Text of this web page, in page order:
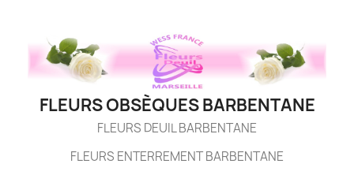
FLEURS OBSÈQUES BARBENTANE
FLEURS DEUIL BARBENTANE
FLEURS ENTERREMENT BARBENTANE